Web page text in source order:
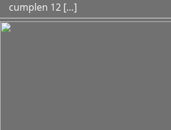
cumplen 12 […]